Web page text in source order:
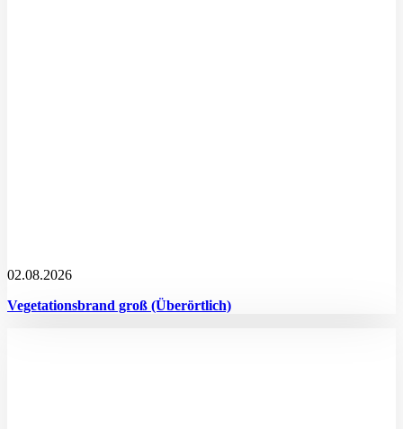
02.08.2026
Vegetationsbrand groß (Überörtlich)